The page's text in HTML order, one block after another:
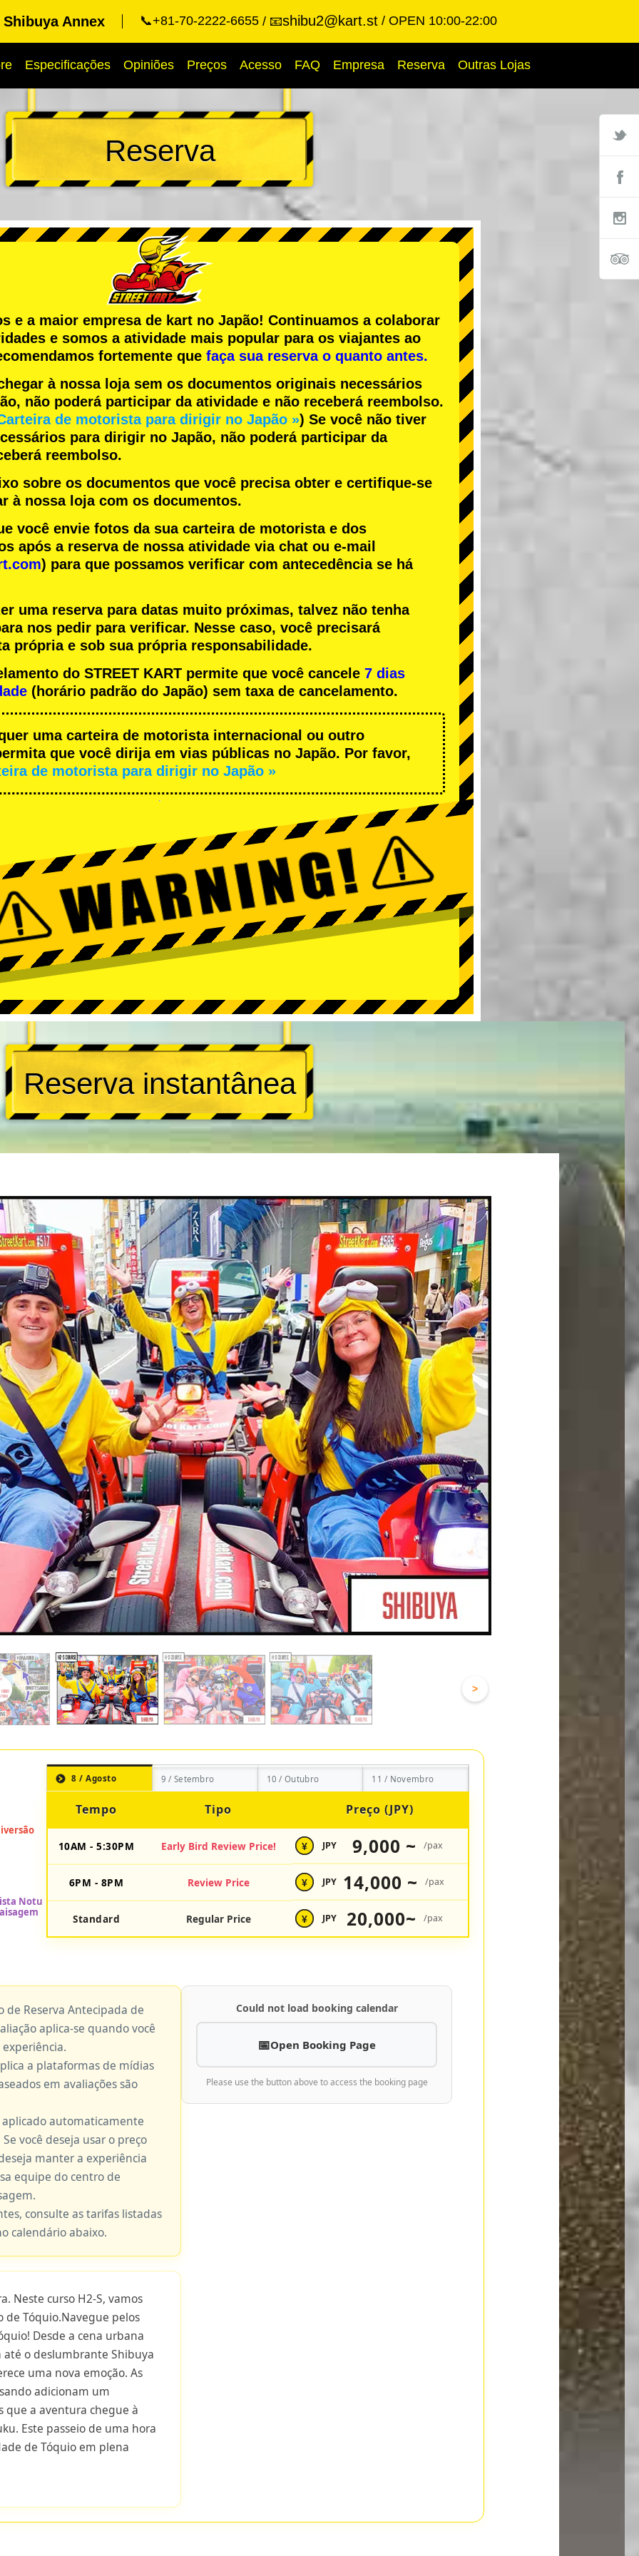
Annex 📞+81-70-2222-6655 📧shibu2@kart.st OPEN 10:00-22:00
Especificações Opiniões Preços Acesso FAQ Empresa Reserva Outras Lojas
Reserva
e a maior empresa de kart no Japão! Continuamos a colaborar
e somos a atividade mais popular para os viajantes ao
fortemente que faça sua reserva o quanto antes.
à nossa loja sem os documentos originais necessários
não poderá participar da atividade e não receberá reembolso.
de motorista para dirigir no Japão ») Se você não tiver
para dirigir no Japão, não poderá participar da
reembolso.
sobre os documentos que você precisa obter e certifique-se
à nossa loja com os documentos.
você envie fotos da sua carteira de motorista e dos
após a reserva de nossa atividade via chat ou e-mail
) para que possamos verificar com antecedência se há
uma reserva para datas muito próximas, talvez não tenha
nos pedir para verificar. Nesse caso, você precisará
própria e sob sua própria responsabilidade.
do STREET KART permite que você cancele 7 dias
(horário padrão do Japão) sem taxa de cancelamento.
uma carteira de motorista internacional ou outro
que você dirija em vias públicas no Japão. Por favor,
de motorista para dirigir no Japão »
Reserva instantânea
>
8 / Agosto 9 / Setembro 10 / Outubro 11 / Novembro
Tempo Tipo Preço (JPY)
10AM - 5:30PM Early Bird Review Price! ¥ JPY 9,000 ~ /pax
6PM - 8PM Review Price ¥ JPY 14,000 ~ /pax
Standard Regular Price ¥ JPY 20,000~ /pax
de Reserva Antecipada de
aplica-se quando você
a plataformas de mídias
em avaliações são
automaticamente
você deseja usar o preço
manter a experiência
equipe do centro de
consulte as tarifas listadas
calendário abaixo.
Neste curso H2-S, vamos
Tóquio.Navegue pelos
Desde a cena urbana
até o deslumbrante Shibuya
uma nova emoção. As
adicionam um
que a aventura chegue à
Este passeio de uma hora
de Tóquio em plena
Could not load booking calendar
Open Booking Page
Please use the button above to access the booking page